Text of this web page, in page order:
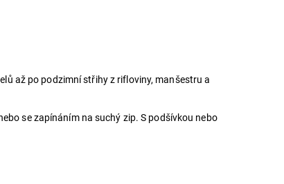
až po podzimní střihy z rifloviny, manšestru a
se zapínáním na suchý zip. S podšívkou nebo